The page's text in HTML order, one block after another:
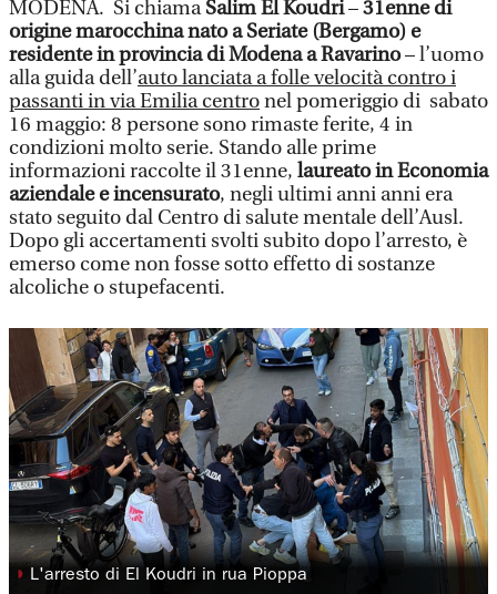
MODENA. Si chiamaSalimEl Koudri–31enne di
origine marocchina nato a Seriate (Bergamo) e
residente in provincia di Modena a Ravarino– l’uomo
alla guida dell’auto lanciata a folle velocità contro i
passanti in via Emilia centronel pomeriggio di sabato
16 maggio: 8 persone sono rimaste ferite, 4 in
condizioni molto serie. Stando alle prime
informazioni raccolte il 31enne, laureato in Economia
aziendale e incensurato, negli ultimi anni anni era
stato seguito dal Centro di salute mentale dell’Ausl.
Dopo gli accertamenti svolti subito dopo l’arresto, è
emerso come non fosse sotto effetto di sostanze
alcoliche o stupefacenti.
◗ L'arresto di El Koudri in rua Pioppa